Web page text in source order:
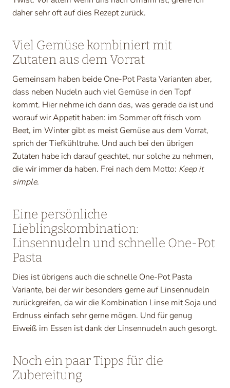
daher sehr oft auf dies Rezept zurück.
Viel Gemüse kombiniert mit
Zutaten aus dem Vorrat
Gemeinsam haben beide One-Pot Pasta Varianten aber,
dass neben Nudeln auch viel Gemüse in den Topf
kommt. Hier nehme ich dann das, was gerade da ist und
worauf wir Appetit haben: im Sommer oft frisch vom
Beet, im Winter gibt es meist Gemüse aus dem Vorrat,
sprich der Tiefkühltruhe. Und auch bei den übrigen
Zutaten habe ich darauf geachtet, nur solche zu nehmen,
die wir immer da haben. Frei nach dem Motto: Keep it
simple.
Eine persönliche
Lieblingskombination:
Linsennudeln und schnelle One-Pot
Pasta
Dies ist übrigens auch die schnelle One-Pot Pasta
Variante, bei der wir besonders gerne auf Linsennudeln
zurückgreifen, da wir die Kombination Linse mit Soja und
Erdnuss einfach sehr gerne mögen. Und für genug
Eiweiß im Essen ist dank der Linsennudeln auch gesorgt.
Noch ein paar Tipps für die
Zubereitung